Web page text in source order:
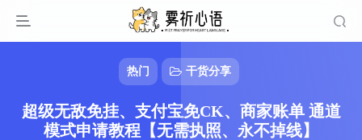
热门 干货分享
超级无敌免挂、支付宝免CK、商家账单 通道
模式申请教程【无需执照、永不掉线】